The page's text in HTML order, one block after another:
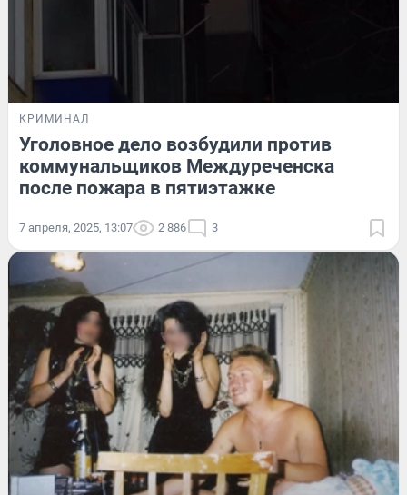
КРИМИНАЛ
Уголовное дело возбудили против
коммунальщиков Междуреченска
после пожара в пятиэтажке
7 апреля, 2025, 13:07 2 886 3